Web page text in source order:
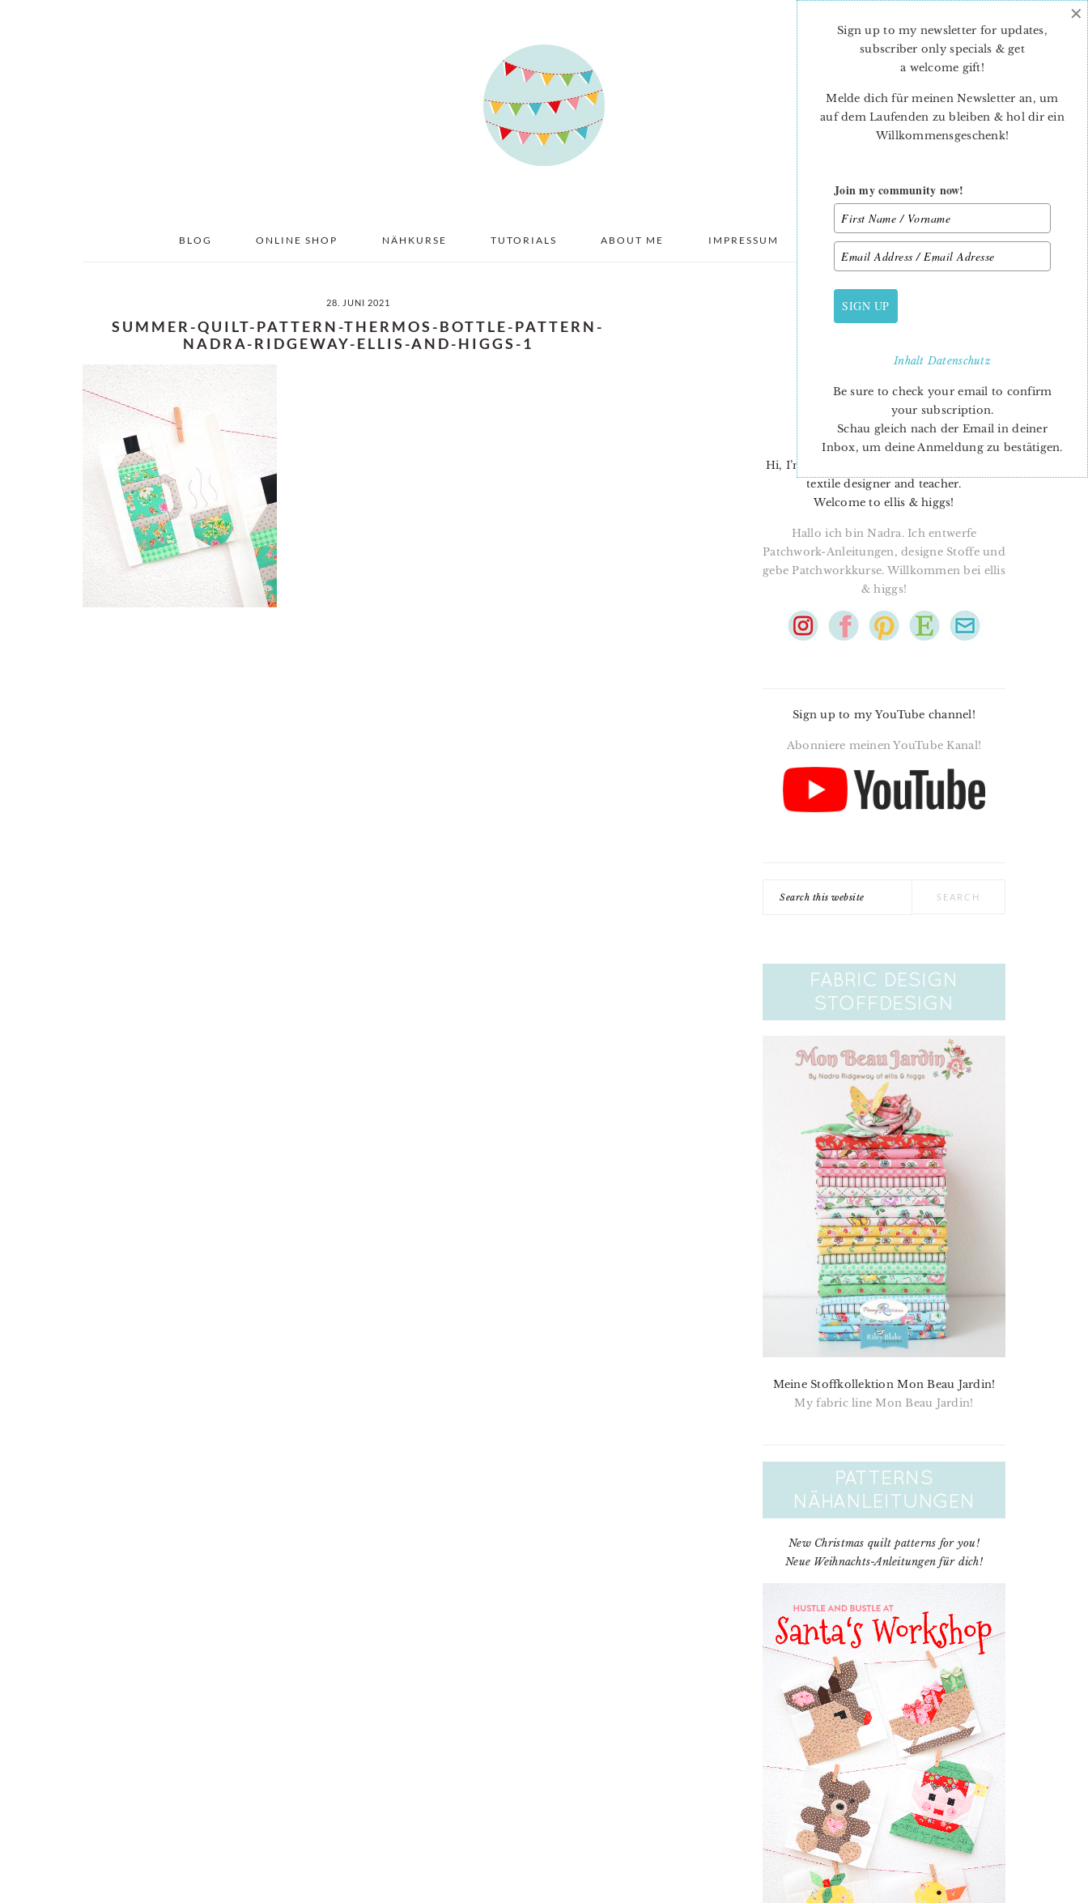
BLOG ONLINE SHOP NÄHKURSE TUTORIALS ABOUT ME IMPRESSUM DATENSCHUTZ
28. JUNI 2021
SUMMER-QUILT-PATTERN-THERMOS-BOTTLE-PATTERN-
NADRA-RIDGEWAY-ELLIS-AND-HIGGS-1
PRIMARY
SIDEBAR
Hi, I’m Nadra. I’m a quilt pattern designer,
textile designer and teacher.
Welcome to ellis & higgs!
Hallo ich bin Nadra. Ich entwerfe
Patchwork-Anleitungen, designe Stoffe und
gebe Patchworkkurse. Willkommen bei ellis
& higgs!
Sign up to my YouTube channel!
Abonniere meinen YouTube Kanal!
Meine Stoffkollektion Mon Beau Jardin!
My fabric line Mon Beau Jardin!
New Christmas quilt patterns for you!
Neue Weihnachts-Anleitungen für dich!
Sign up to my newsletter for updates,
subscriber only specials & get
a welcome gift!
Melde dich für meinen Newsletter an, um
auf dem Laufenden zu bleiben & hol dir ein
Willkommensgeschenk!
Join my community now!
SIGN UP
InhaltDatenschutz
Be sure to check your email to confirm
your subscription.
Schau gleich nach der Email in deiner
Inbox, um deine Anmeldung zu bestätigen.
×